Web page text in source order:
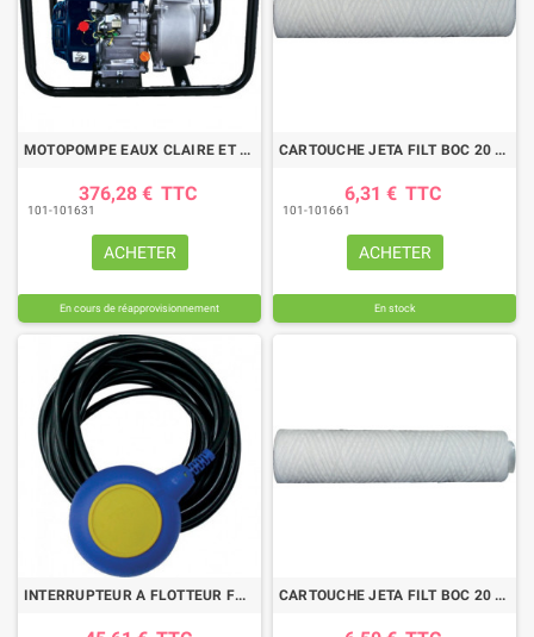
MOTOPOMPE EAUX CLAIRE ET PEU CHARGEES 30m3/h
376,28 € TTC
101-101631
ACHETER
En cours de réapprovisionnement
CARTOUCHE JETA FILT BOC 20 FF3/4
6,31 € TTC
101-101661
ACHETER
En stock
INTERRUPTEUR A FLOTTEUR FONC REMPLI CABLE 10M CARTOUCHE JETA FILT BOC 20 FF 1 1/2